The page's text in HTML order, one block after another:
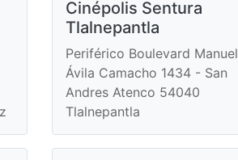
Cinépolis Sentura
Tlalnepantla
Periférico Boulevard Manuel
Ávila Camacho 1434 - San
Andres Atenco 54040
Tlalnepantla